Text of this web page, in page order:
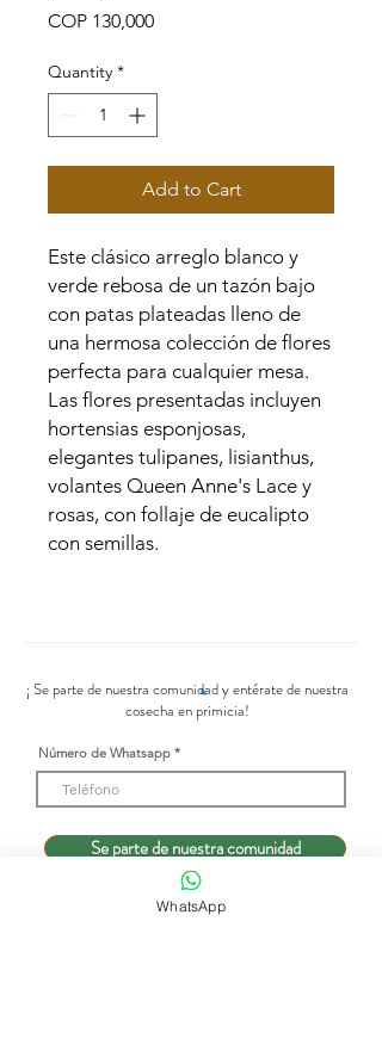
COP 130,000Price
Quantity *
Add to Cart
Este clásico arreglo blanco y
verde rebosa de un tazón bajo
con patas plateadas lleno de
una hermosa colección de flores
perfecta para cualquier mesa.
Las flores presentadas incluyen
hortensias esponjosas,
elegantes tulipanes, lisianthus,
volantes Queen Anne's Lace y
rosas, con follaje de eucalipto
con semillas.
¡ Se parte de nuestra comunidad y entérate de nuestra
cosecha en primicia!
Número de Whatsapp
Se parte de nuestra comunidad
WhatsApp